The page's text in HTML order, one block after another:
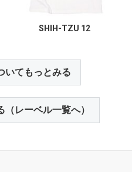
SHIH-TZU 12
いてもっとみる
レーベル一覧へ）